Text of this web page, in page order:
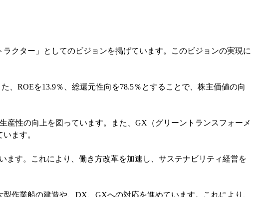
クター」としてのビジョンを掲げています。このビジョンの実現に
、ROEを13.9％、総還元性向を78.5％とすることで、株主価値の向
性の向上を図っています。また、GX（グリーントランスフォーメ
ます。
す。これにより、働き方改革を加速し、サステナビリティ経営を
作業船の建造や、DX、GXへの対応を進めています。これにより、